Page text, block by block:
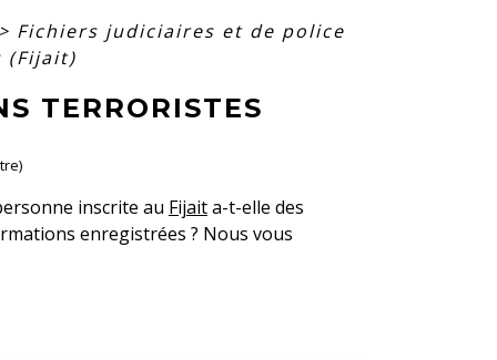
> Fichiers judiciaires et de police
(Fijait)
TERRORISTES
inscrite au Fijaita-t-elle des
enregistrées ? Nous vous